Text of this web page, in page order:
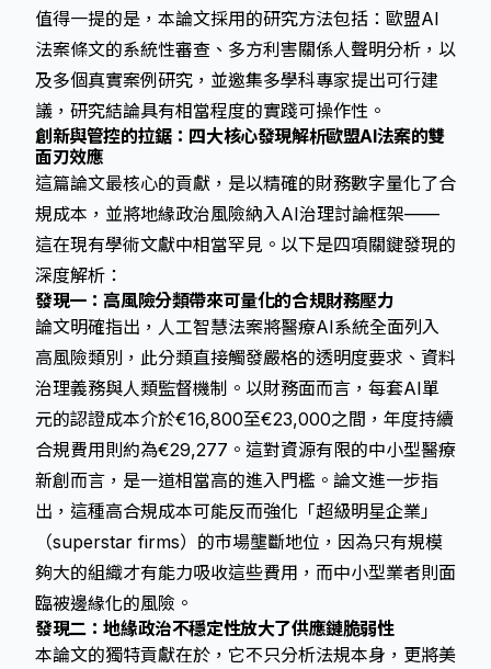
值得一提的是，本論文採用的研究方法包括：歐盟AI
法案條文的系統性審查、多方利害關係人聲明分析，以
及多個真實案例研究，並邀集多學科專家提出可行建
議，研究結論具有相當程度的實踐可操作性。
創新與管控的拉鋸：四大核心發現解析歐盟AI法案的雙
面刃效應
這篇論文最核心的貢獻，是以精確的財務數字量化了合
規成本，並將地緣政治風險納入AI治理討論框架——
這在現有學術文獻中相當罕見。以下是四項關鍵發現的
深度解析：
發現一：高風險分類帶來可量化的合規財務壓力
論文明確指出， 人工智慧法案將醫療AI系統全面列入
高風險類別 ，此分類直接觸發嚴格的透明度要求、資料
治理義務與人類監督機制。以財務面而言，每套AI單
元的認證成本介於€16,800至€23,000之間，年度持續
合規費用則約為€29,277。這對資源有限的中小型醫療
新創而言，是一道相當高的進入門檻。論文進一步指
出，這種高合規成本可能反而強化「超級明星企業」
（superstar firms）的市場壟斷地位，因為只有規模
夠大的組織才有能力吸收這些費用，而中小型業者則面
臨被邊緣化的風險。
發現二：地緣政治不穩定性放大了供應鏈脆弱性
本論文的獨特貢獻在於，它不只分析法規本身，更將美